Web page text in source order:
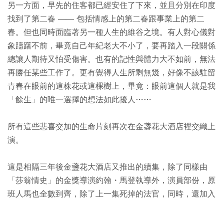
另一方面，早先的住客都已經安住了下來，並且分別在印度
找到了第二春 ―― 包括情感上的第二春跟事業上的第二
春。但也同時面臨著另一種人生的維谷之境。有人對心儀對
象躊躇不前，畢竟自己年紀老大不小了，要再踏入一段關係
總讓人期待又怕受傷害。也有的記性與體力大不如前，無法
再勝任某些工作了。更有覺得人生所剩無幾，好像不該駐留
青春在眼前的這株花或這棵樹上，畢竟：眼前這個人就是我
「餘生」的唯一選擇的想法如此擾人……
所有這些悲喜交加的生命片刻再次在金盞花大酒店裡交織上
演。
這是相隔三年後金盞花大酒店又推出的續集，除了同樣由
「莎翁情史」的金獎導演約翰・馬登執導外，演員部份，原
班人馬也全數到齊，除了上一集死掉的法官，同時，還加入